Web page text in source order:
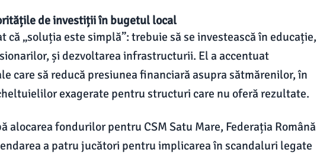
de investiții în bugetul local
că „soluția este simplă”: trebuie să se investească în educație,
și dezvoltarea infrastructurii. El a accentuat
care să reducă presiunea financiară asupra sătmărenilor, în
exagerate pentru structuri care nu oferă rezultate.
alocarea fondurilor pentru CSM Satu Mare, Federația Română
a patru jucători pentru implicarea în scandaluri legate